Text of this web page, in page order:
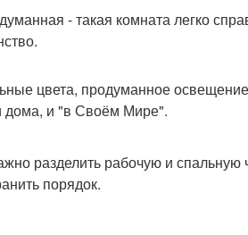
- такая комната легко
цвета, продуманное
дома, и "в Своём Мире".
разделить рабочую и спальную
порядок.